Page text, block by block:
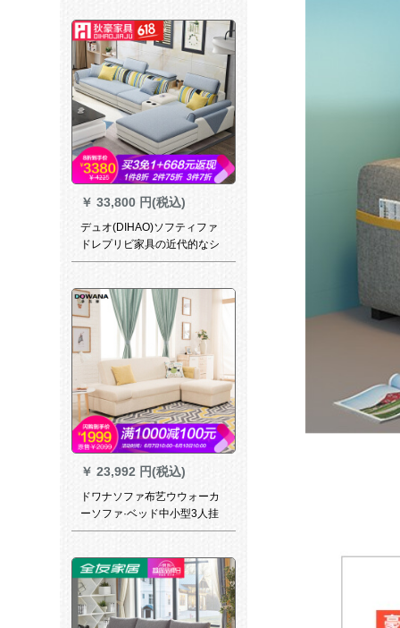
クスのソフティーの高级軽豪
华家具L型の角1+2+3のメジャ
ーメジャー1
￥ 33,800 円(税込)
デュオ(DIHAO)ソフティファ
ドレプリビ家具の近代的なシ
ンプロプロプロプロプロプロ
ズを组み合わせた北欧スタイ
ルのソウプププ85
￥ 23,992 円(税込)
ドワナソファ布艺ウウォーカ
ーソファ·ベッド中小型3人挂
けソファァに足を置くDN-S